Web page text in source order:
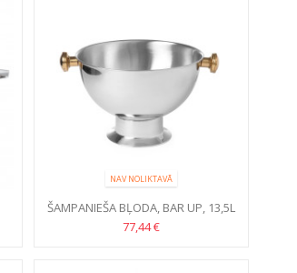
NAV NOLIKTAVĀ
ŠAMPANIEŠA BĻODA, BAR UP, 13,5L
77,44 €